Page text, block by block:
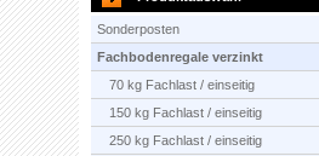
Sonderposten
Fachbodenregale verzinkt
70 kg Fachlast / einseitig
150 kg Fachlast / einseitig
250 kg Fachlast / einseitig